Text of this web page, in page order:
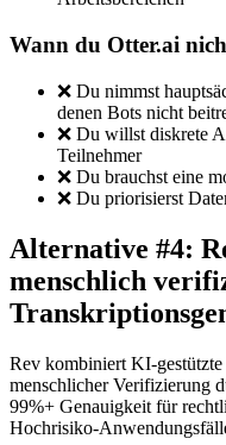
Wann du Otter.ai
❌ Du nimmst
denen Bots nicht
❌ Du willst diskrete
Teilnehmer
❌ Du brauchst eine
❌ Du priorisierst
Alternative #4:
menschlich
Rev kombiniert KI-
menschlicher Verifizierung
99%+ Genauigkeit für
Hochrisiko-